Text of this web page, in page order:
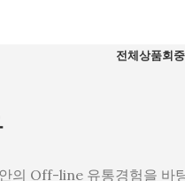
전체상품회
의 Off-line 유통경험을 바